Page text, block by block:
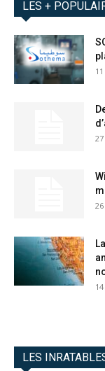
LES +
LES